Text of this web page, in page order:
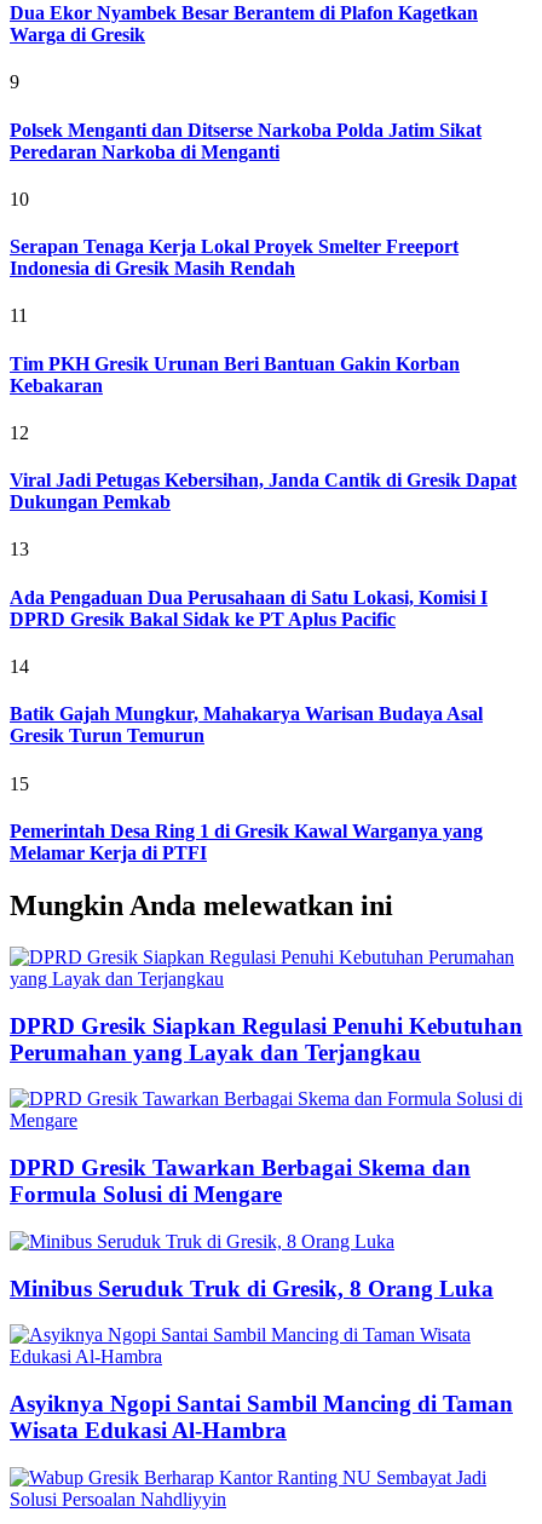
Dua Ekor Nyambek Besar Berantem di Plafon Kagetkan
Warga di Gresik
9
Polsek Menganti dan Ditserse Narkoba Polda Jatim Sikat
Peredaran Narkoba di Menganti
10
Serapan Tenaga Kerja Lokal Proyek Smelter Freeport
Indonesia di Gresik Masih Rendah
11
Tim PKH Gresik Urunan Beri Bantuan Gakin Korban
Kebakaran
12
Viral Jadi Petugas Kebersihan, Janda Cantik di Gresik Dapat
Dukungan Pemkab
13
Ada Pengaduan Dua Perusahaan di Satu Lokasi, Komisi I
DPRD Gresik Bakal Sidak ke PT Aplus Pacific
14
Batik Gajah Mungkur, Mahakarya Warisan Budaya Asal
Gresik Turun Temurun
15
Pemerintah Desa Ring 1 di Gresik Kawal Warganya yang
Melamar Kerja di PTFI
Mungkin Anda melewatkan ini
DPRD Gresik Siapkan Regulasi Penuhi Kebutuhan
Perumahan yang Layak dan Terjangkau
DPRD Gresik Tawarkan Berbagai Skema dan
Formula Solusi di Mengare
Minibus Seruduk Truk di Gresik, 8 Orang Luka
Asyiknya Ngopi Santai Sambil Mancing di Taman
Wisata Edukasi Al-Hambra